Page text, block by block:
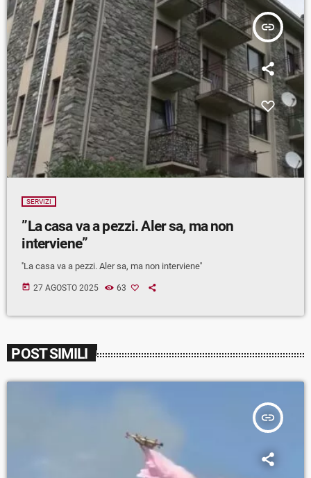
insert_link
SERVIZI
”La casa va a pezzi. Aler sa, ma non
interviene”
''La casa va a pezzi. Aler sa, ma non interviene''
today 27 AGOSTO 2025 63
POST SIMILI
insert_link